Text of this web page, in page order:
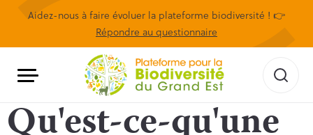
Aidez-nous à faire évoluer la plateforme biodiversité ! 👉
Répondre au questionnaire